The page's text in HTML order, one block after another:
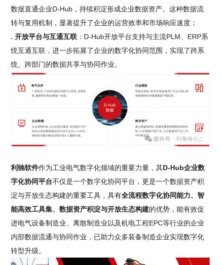
数据直通企业D-Hub，持续积淀形成企业数据资产。这种数据流
转与复用机制，显著提升了企业的运营效率和市场响应速度；
. 开放平台与互通互联 ：D-Hub开放平台支持与主流PLM、ERP系
统互通互联，进一步拓展了企业的数字化协同范围，实现了跨系
统、跨部门的数据共享与协同作业。
利驰软件作为工业电气数字化领域的重要力量，其D-Hub企业数
字化协同平台不仅是一个数字化协同平台，更是一个数据资产积
淀与开放生态构建的重要工具，具有全流程数字化协同能力、智
能高效工具集、数据资产积淀与开放生态构建的优势，能有效促
进电气设备制造业、离散制造业以及机电工程EPC等行业的企业
内部数据流通与协同作业，已助力众多装备制造企业实现数字化
转型升级。